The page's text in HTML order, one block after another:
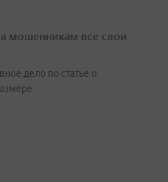
мошенникам все свои
дело по статье о